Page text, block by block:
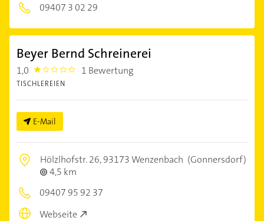
09407 3 02 29
Beyer Bernd Schreinerei
1,0 1.0 1 Bewertung
TISCHLEREIEN
E-Mail
Hölzlhofstr. 26,93173 Wenzenbach (Gonnersdorf)
4,5 km
09407 95 92 37
Webseite